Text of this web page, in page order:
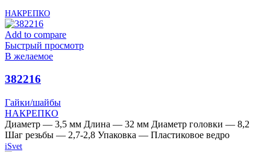
НАКРЕПКО
Add to compare
Быстрый просмотр
В желаемое
382216
Гайки/шайбы
НАКРЕПКО
Диаметр — 3,5 мм Длина — 32 мм Диаметр головки — 8,2
Шаг резьбы — 2,7-2,8 Упаковка — Пластиковое ведро
iSvet